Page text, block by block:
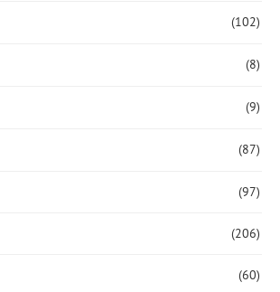
(102)
(8)
(9)
(87)
(97)
(206)
(60)